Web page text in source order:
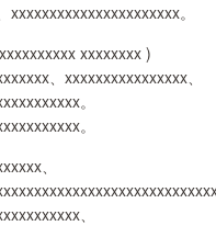
xxxxxxxxxxxxxxxxxxxxxx。
xxxxxxxx )
、xxxxxxxxxxxxxxxx、
。
。
、
、